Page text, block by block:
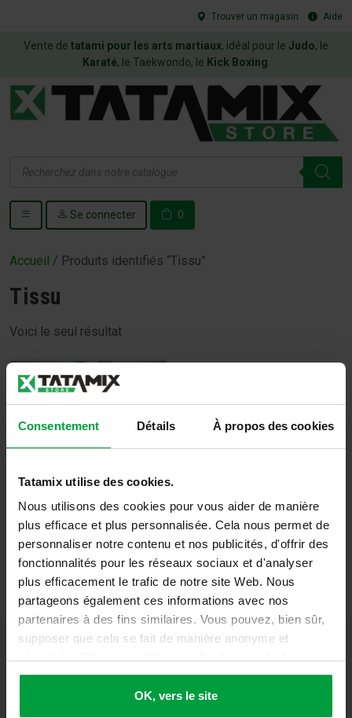
Consentement Détails À propos des cookies
Tatamix utilise des cookies.
Nous utilisons des cookies pour vous aider de manière
plus efficace et plus personnalisée. Cela nous permet de
personnaliser notre contenu et nos publicités, d'offrir des
fonctionnalités pour les réseaux sociaux et d'analyser
plus efficacement le trafic de notre site Web. Nous
partageons également ces informations avec nos
partenaires à des fins similaires. Vous pouvez, bien sûr,
supposer que cela se fait de manière anonyme et
accepter ou ajustez manuellement vos préférences.
OK, vers le site
Trouver un magasin Aide
Vente de tatami pour les arts martiaux, idéal pour le Judo, le
Karaté, le Taekwondo, le Kick Boxing
de
Se connecter 0
Accueil / Produits identifiés “Tissu”
Tissu
Voici le seul résultat